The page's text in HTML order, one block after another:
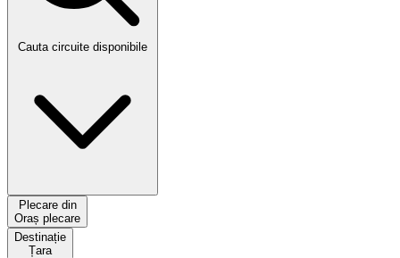
Cauta circuite disponibile
Plecare din
Oraș plecare
Destinație
Țara